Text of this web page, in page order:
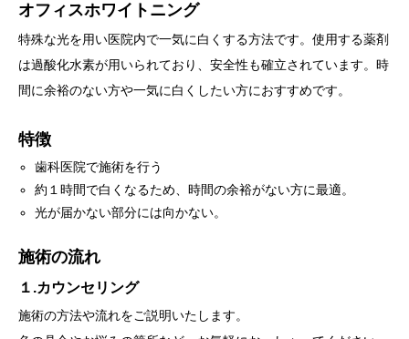
オフィスホワイトニング
特殊な光を用い医院内で一気に白くする方法です。使用する薬剤
は過酸化水素が用いられており、安全性も確立されています。時
間に余裕のない方や一気に白くしたい方におすすめです。
特徴
歯科医院で施術を行う
約１時間で白くなるため、時間の余裕がない方に最適。
光が届かない部分には向かない。
施術の流れ
１.カウンセリング
施術の方法や流れをご説明いたします。